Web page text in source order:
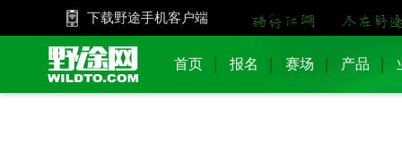
下载野途手机客户端
首页 报名 赛场 产品